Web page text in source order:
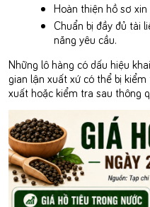
Hoàn thiện hồ sơ
Chuẩn bị đầy đủ tài
năng yêu cầu.
Những lô hàng có dấu hiệu
gian lận xuất xứ có thể bị
xuất hoặc kiểm tra sau thông